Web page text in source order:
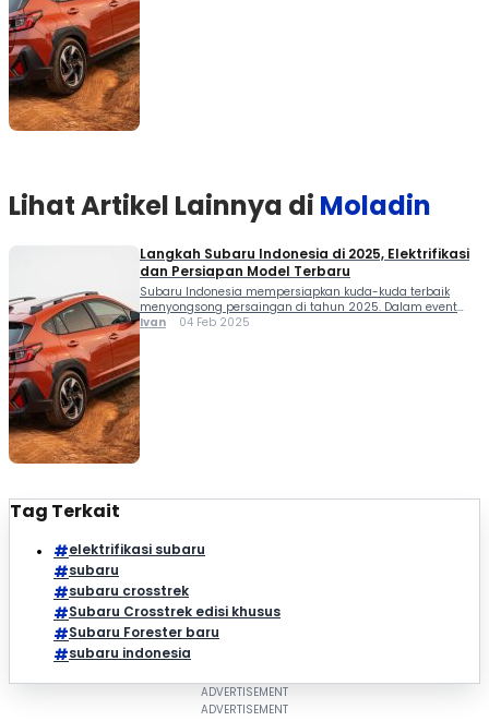
Lihat Artikel Lainnya di Moladin
Langkah Subaru Indonesia di 2025, Elektrifikasi
dan Persiapan Model Terbaru
Subaru Indonesia mempersiapkan kuda-kuda terbaik
menyongsong persaingan di tahun 2025. Dalam event
Subaru Editor’s Gathering, Jumat (31/1) lalu dipaparkan
Ivan 04 Feb 2025
Tag Terkait
elektrifikasi subaru
subaru
subaru crosstrek
Subaru Crosstrek edisi khusus
Subaru Forester baru
subaru indonesia